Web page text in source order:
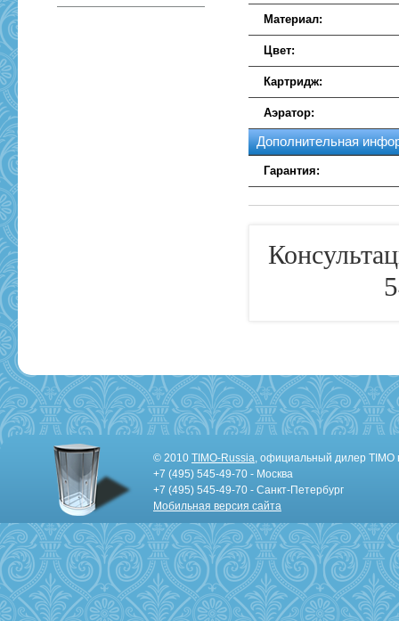
Материал:
Цвет:
Картридж:
Аэратор:
Дополнительная
Гарантия:
© 2010 TIMO-Russia, официальный дилер TIMO
+7 (495) 545-49-70 - Москва
+7 (495) 545-49-70 - Санкт-Петербург
Мобильная версия сайта